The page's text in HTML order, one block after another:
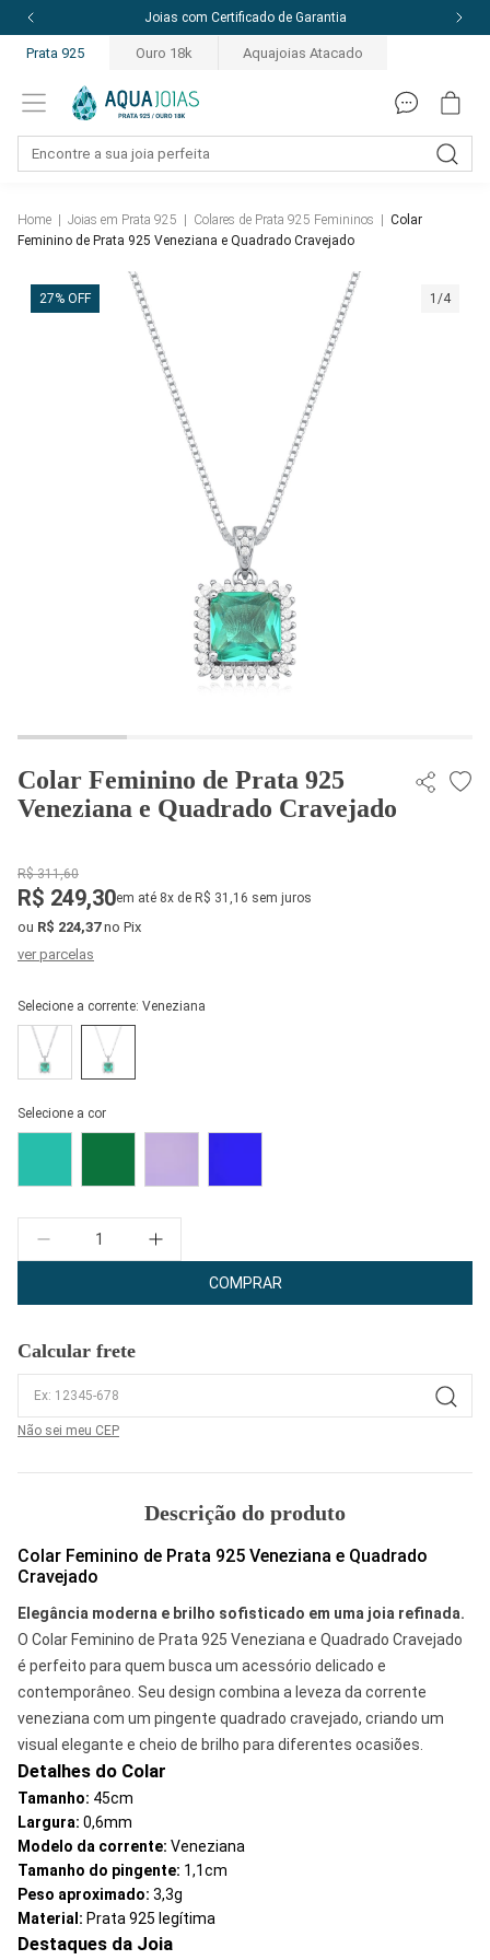
Joias com Certificado de Garantia
Prata 925 Ouro 18k Aquajoias Atacado
Home Joias em Prata 925 Colares de Prata 925 Femininos
Colar
Feminino de Prata 925 Veneziana e Quadrado Cravejado
27% OFF 1/4
Colar Feminino de Prata 925
Veneziana e Quadrado Cravejado
R$ 311,60
R$ 249,30em até 8x de R$ 31,16 sem juros
ou R$ 224,37no Pix
ver parcelas
Selecione a corrente: Veneziana
Selecione a cor
Quantidade
COMPRAR
Calcular frete
Não sei meu CEP
Descrição do produto
Colar Feminino de Prata 925 Veneziana e Quadrado
Cravejado
Elegância moderna e brilho sofisticado em uma joia refinada.
O Colar Feminino de Prata 925 Veneziana e Quadrado Cravejado
é perfeito para quem busca um acessório delicado e
contemporâneo. Seu design combina a leveza da corrente
veneziana com um pingente quadrado cravejado, criando um
visual elegante e cheio de brilho para diferentes ocasiões.
Detalhes do Colar
Tamanho: 45cm
Largura: 0,6mm
Modelo da corrente: Veneziana
Tamanho do pingente: 1,1cm
Peso aproximado: 3,3g
Material: Prata 925 legítima
Destaques da Joia